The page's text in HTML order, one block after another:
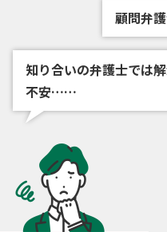
顧問弁
知り合いの弁護士では
不安……